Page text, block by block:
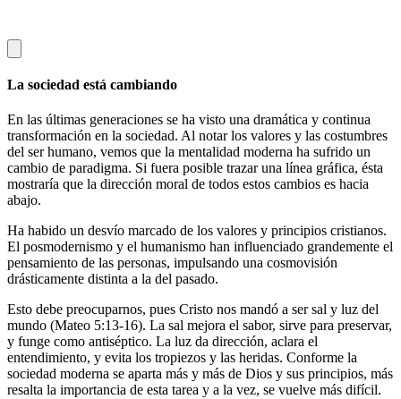
La sociedad está cambiando
En las últimas generaciones se ha visto una dramática y continua
transformación en la sociedad. Al notar los valores y las costumbres
del ser humano, vemos que la mentalidad moderna ha sufrido un
cambio de paradigma. Si fuera posible trazar una línea gráfica, ésta
mostraría que la dirección moral de todos estos cambios es hacia
abajo.
Ha habido un desvío marcado de los valores y principios cristianos.
El posmodernismo y el humanismo han influenciado grandemente el
pensamiento de las personas, impulsando una cosmovisión
drásticamente distinta a la del pasado.
Esto debe preocuparnos, pues Cristo nos mandó a ser sal y luz del
mundo (Mateo 5:13-16). La sal mejora el sabor, sirve para preservar,
y funge como antiséptico. La luz da dirección, aclara el
entendimiento, y evita los tropiezos y las heridas. Conforme la
sociedad moderna se aparta más y más de Dios y sus principios, más
resalta la importancia de esta tarea y a la vez, se vuelve más difícil.